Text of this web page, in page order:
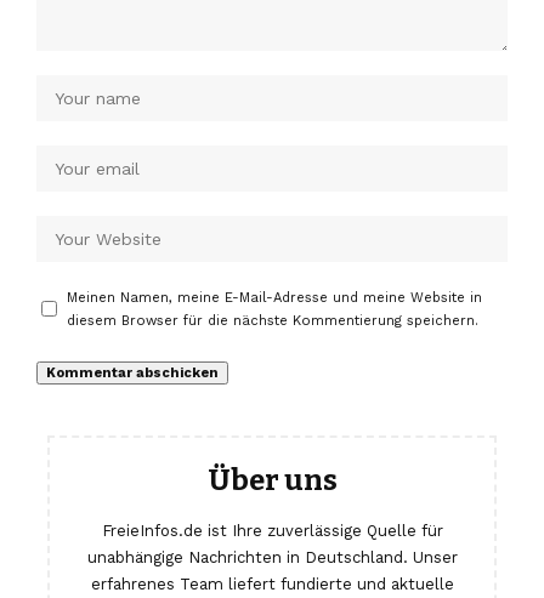
Meinen Namen, meine E-Mail-Adresse und meine Website in
diesem Browser für die nächste Kommentierung speichern.
Über uns
FreieInfos.de ist Ihre zuverlässige Quelle für
unabhängige Nachrichten in Deutschland. Unser
erfahrenes Team liefert fundierte und aktuelle